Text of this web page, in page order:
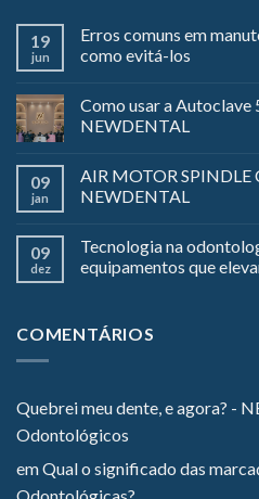
19
jun
Erros comuns em
como evitá-los
Como usar a Autoclave
NEWDENTAL
09
jan
AIR MOTOR SPINDLE
NEWDENTAL
09
dez
Tecnologia na
equipamentos que
COMENTÁRIOS
Quebrei meu dente, e agora? -
Odontológicos
emQual o significado das
Odontológicas?